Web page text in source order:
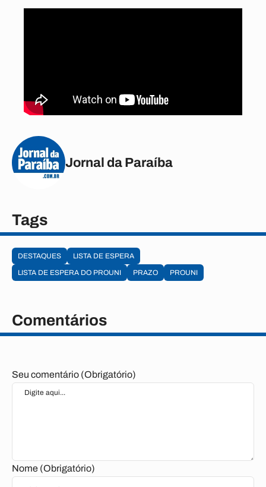
Jornal da Paraíba
Tags
DESTAQUES
LISTA DE ESPERA
LISTA DE ESPERA DO PROUNI
PRAZO PROUNI
Comentários
Seu comentário (Obrigatório)
Nome (Obrigatório)